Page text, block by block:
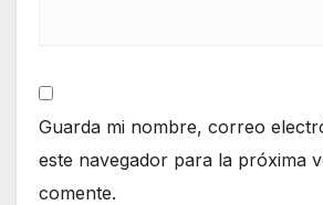
Guarda mi nombre, correo
este navegador para la próxima
comente.